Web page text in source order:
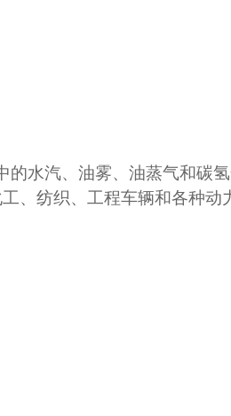
水汽、油雾、油蒸气和碳
、纺织、工程车辆和各种动